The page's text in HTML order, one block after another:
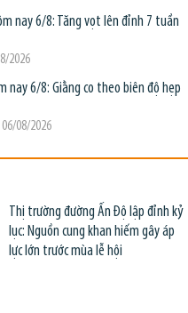
nay 6/8: Tăng vọt lên đỉnh 7 tuần
2026
nay 6/8: Giằng co theo biên độ hẹp
06/08/2026
Thị trường đường Ấn Độ lập đỉnh kỷ
lục: Nguồn cung khan hiếm gây áp
lực lớn trước mùa lễ hội